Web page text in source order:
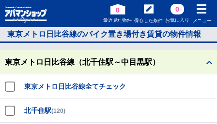
0
最近見た物件 保存した条件
0
お気に入り メニュー
東京メトロ日比谷線のバイク置き場付き賃貸の物件情報
東京メトロ日比谷線（北千住駅～中目黒駅）
東京メトロ日比谷線全てチェック
北千住駅(120)